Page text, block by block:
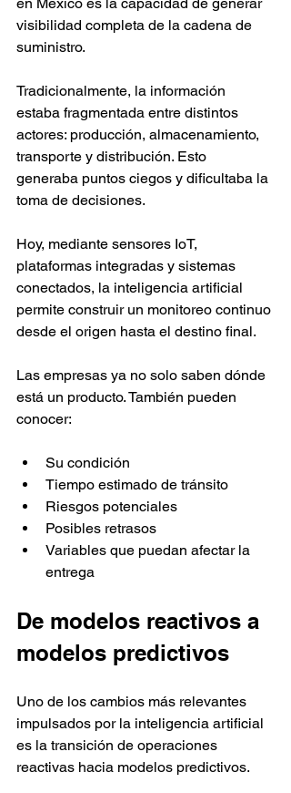
en México es la capacidad de generar
visibilidad completa de la cadena de
suministro.
Tradicionalmente, la información
estaba fragmentada entre distintos
actores: producción, almacenamiento,
transporte y distribución. Esto
generaba puntos ciegos y dificultaba la
toma de decisiones.
Hoy, mediante sensores IoT,
plataformas integradas y sistemas
conectados, la inteligencia artificial
permite construir un monitoreo continuo
desde el origen hasta el destino final.
Las empresas ya no solo saben dónde
está un producto. También pueden
conocer:
Su condición
Tiempo estimado de tránsito
Riesgos potenciales
Posibles retrasos
Variables que puedan afectar la
entrega
De modelos reactivos a
modelos predictivos
Uno de los cambios más relevantes
impulsados por la inteligencia artificial
es la transición de operaciones
reactivas hacia modelos predictivos.